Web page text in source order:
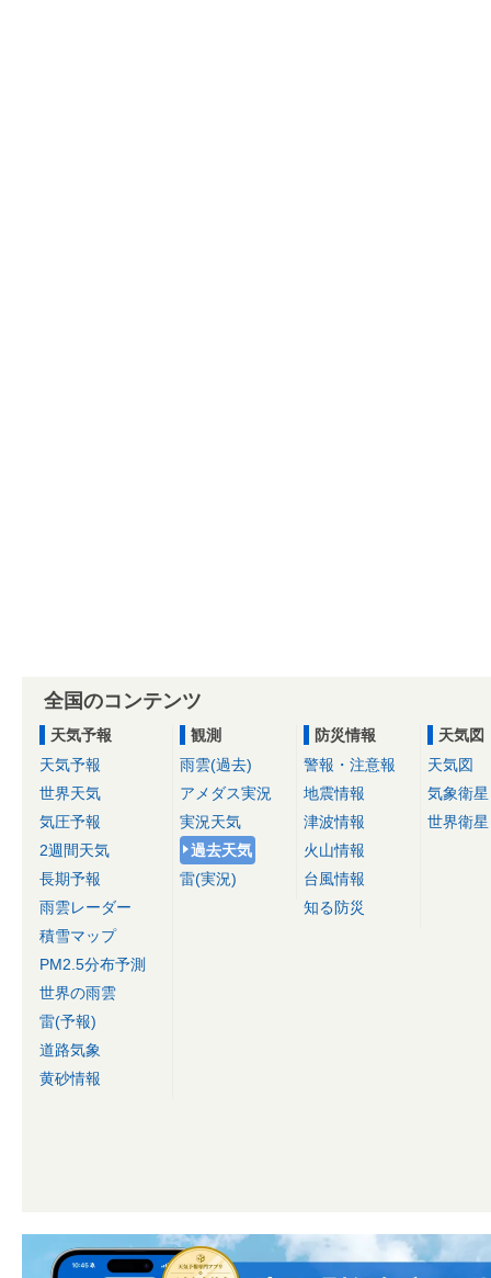
全国のコンテンツ
天気予報
天気予報
世界天気
気圧予報
2週間天気
長期予報
雨雲レーダー
積雪マップ
PM2.5分布予測
世界の雨雲
雷(予報)
道路気象
黄砂情報
観測
雨雲(過去)
アメダス実況
実況天気
過去天気
雷(実況)
防災情報
警報・注意報
地震情報
津波情報
火山情報
台風情報
知る防災
天気図
天気図
気象衛星
世界衛星